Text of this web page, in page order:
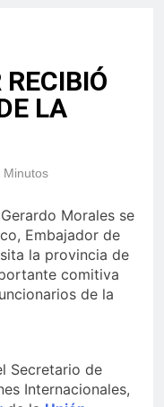
RECIBIÓ
LA
Minutos
Morales se
Embajador de
la provincia de
comitiva
de la
Secretario de
Internacionales,